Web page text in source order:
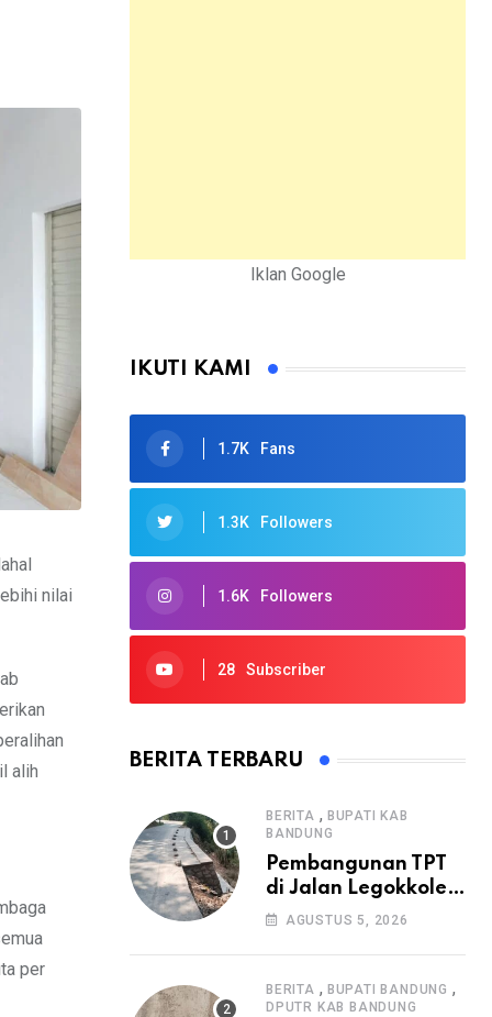
nilai
alih
per
Iklan Google
IKUTI KAMI
1.7K Fans
1.3K Followers
1.6K Followers
28 Subscriber
BERITA TERBARU
BERITA , BUPATI KAB
BANDUNG
Pembangunan TPT
di Jalan Legokkole
Rawabogo Disorot
Tanpa Papan
Informasi Proyek
AGUSTUS 5, 2026
BERITA , BUPATI BANDUNG ,
DPUTR KAB BANDUNG